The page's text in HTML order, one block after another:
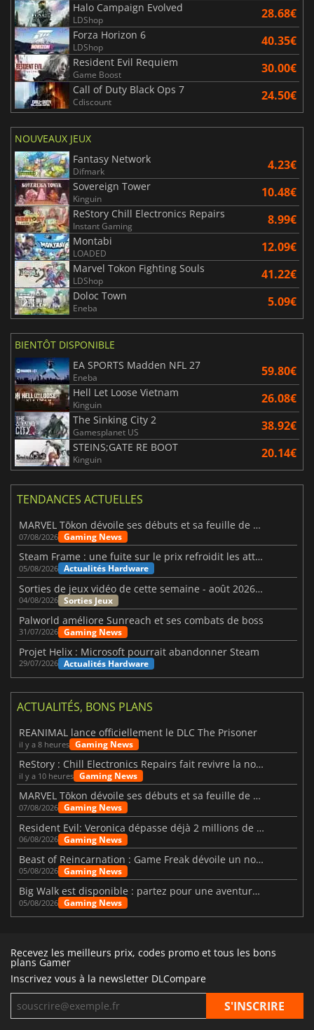
Halo Campaign Evolved
LDShop 28.68€
Forza Horizon 6
LDShop 40.35€
Resident Evil Requiem
Game Boost 30.00€
Call of Duty Black Ops 7
Cdiscount 24.50€
NOUVEAUX JEUX
Fantasy Network
Difmark 4.23€
Sovereign Tower
Kinguin 10.48€
ReStory Chill Electronics Repairs
Instant Gaming 8.99€
Montabi
LOADED 12.09€
Marvel Tokon Fighting Souls
LDShop 41.22€
Doloc Town
Eneba 5.09€
BIENTÔT DISPONIBLE
EA SPORTS Madden NFL 27
Eneba 59.80€
Hell Let Loose Vietnam
Kinguin 26.08€
The Sinking City 2
Gamesplanet US 38.92€
STEINS;GATE RE BOOT
Kinguin 20.14€
TENDANCES ACTUELLES
MARVEL Tōkon dévoile ses débuts et sa feuille de route
07/08/2026 Gaming News
Steam Frame : une fuite sur le prix refroidit les attentes VR
05/08/2026 Actualités Hardware
Sorties de jeux vidéo de cette semaine - août 2026 (semaine 32)
04/08/2026 Sorties Jeux
Palworld améliore Sunreach et ses combats de boss
31/07/2026 Gaming News
Projet Helix : Microsoft pourrait abandonner Steam
29/07/2026 Actualités Hardware
ACTUALITÉS, BONS PLANS
REANIMAL lance officiellement le DLC The Prisoner
il y a 8 heures Gaming News
ReStory : Chill Electronics Repairs fait revivre la nostalgie des années 2000
il y a 10 heures Gaming News
MARVEL Tōkon dévoile ses débuts et sa feuille de route
07/08/2026 Gaming News
Resident Evil: Veronica dépasse déjà 2 millions de wishlists
06/08/2026 Gaming News
Beast of Reincarnation : Game Freak dévoile un nouveau pari
05/08/2026 Gaming News
Big Walk est disponible : partez pour une aventure entre amis
05/08/2026 Gaming News
Recevez les meilleurs prix, codes promo et tous les bons
plans Gamer
Inscrivez vous à la newsletter DLCompare